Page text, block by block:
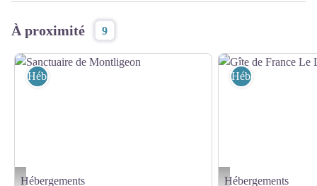
À proximité 9
Sanctuaire de Montligeon - ©sanctuaire de Montligeon
Hébergements
Hébergements Gîte de France Le Lodge
Hébergements
Hébergements